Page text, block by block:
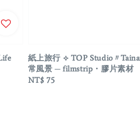
紙上旅行 ⟡ TOP Studio〃
常風景 ─ filmstrip・膠片素材
Regular
NT$ 75